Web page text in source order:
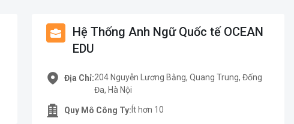
Hệ Thống Anh Ngữ Quốc tế OCEAN
EDU
Địa Chỉ:204 Nguyễn Lương Bằng, Quang Trung, Đống
Đa, Hà Nội
Quy Mô Công Ty: Ít hơn 10